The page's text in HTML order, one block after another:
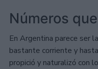
Números
En Argentina parece ser
bastante corriente y
propició y naturalizó con